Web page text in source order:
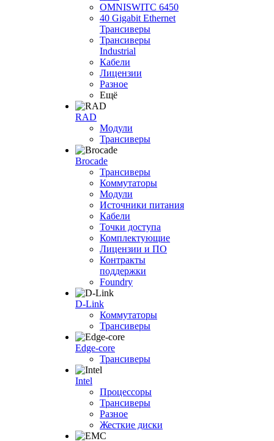
OMNISWITC 6450
40 Gigabit Ethernet
Трансиверы
Трансиверы
Industrial
Кабели
Лицензии
Разное
Ещё
RAD
Модули
Трансиверы
Brocade
Трансиверы
Коммутаторы
Модули
Источники питания
Кабели
Точки доступа
Комплектующие
Лицензии и ПО
Контракты
поддержки
Foundry
D-Link
Коммутаторы
Трансиверы
Edge-core
Трансиверы
Intel
Процессоры
Трансиверы
Разное
Жесткие диски